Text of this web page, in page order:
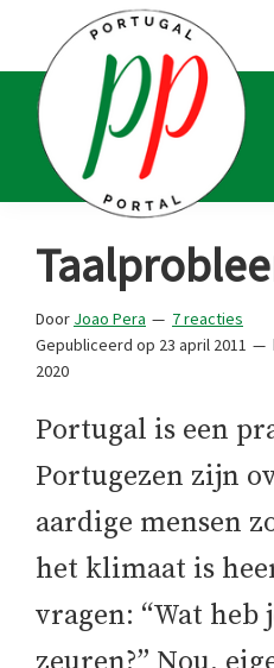
hoofd
inhoud
eerste
sidebar
voettekst
Portal
Portugalliefhebbers
en
-
Door Joao Pera
7 reacties
Gepubliceerd op 23 april 2011
2020
Portugal is een
Portugezen zijn
aardige mensen
het klimaat is
vragen: “Wat heb